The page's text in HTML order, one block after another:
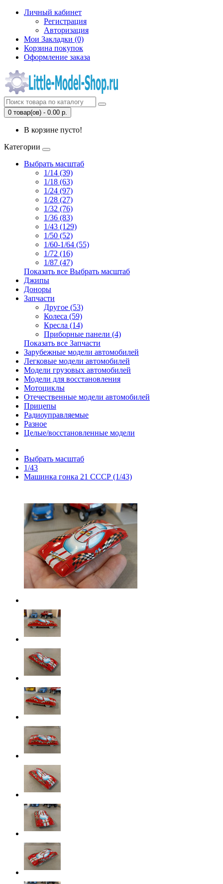
Личный кабинет
Регистрация
Авторизация
Мои Закладки (0)
Корзина покупок
Оформление заказа
0 товар(ов) - 0.00 р.
В корзине пусто!
Категории
Выбрать масштаб
1/14 (39)
1/18 (63)
1/24 (97)
1/28 (27)
1/32 (76)
1/36 (83)
1/43 (129)
1/50 (52)
1/60-1/64 (55)
1/72 (16)
1/87 (47)
Показать все Выбрать масштаб
Джипы
Доноры
Запчасти
Другое (53)
Колеса (59)
Кресла (14)
Приборные панели (4)
Показать все Запчасти
Зарубежные модели автомобилей
Легковые модели автомобилей
Модели грузовых автомобилей
Модели для восстановления
Мотоциклы
Отечественные модели автомобилей
Прицепы
Радиоуправляемые
Разное
Целые/восстановленные модели
Выбрать масштаб
1/43
Машинка гонка 21 СССР (1/43)